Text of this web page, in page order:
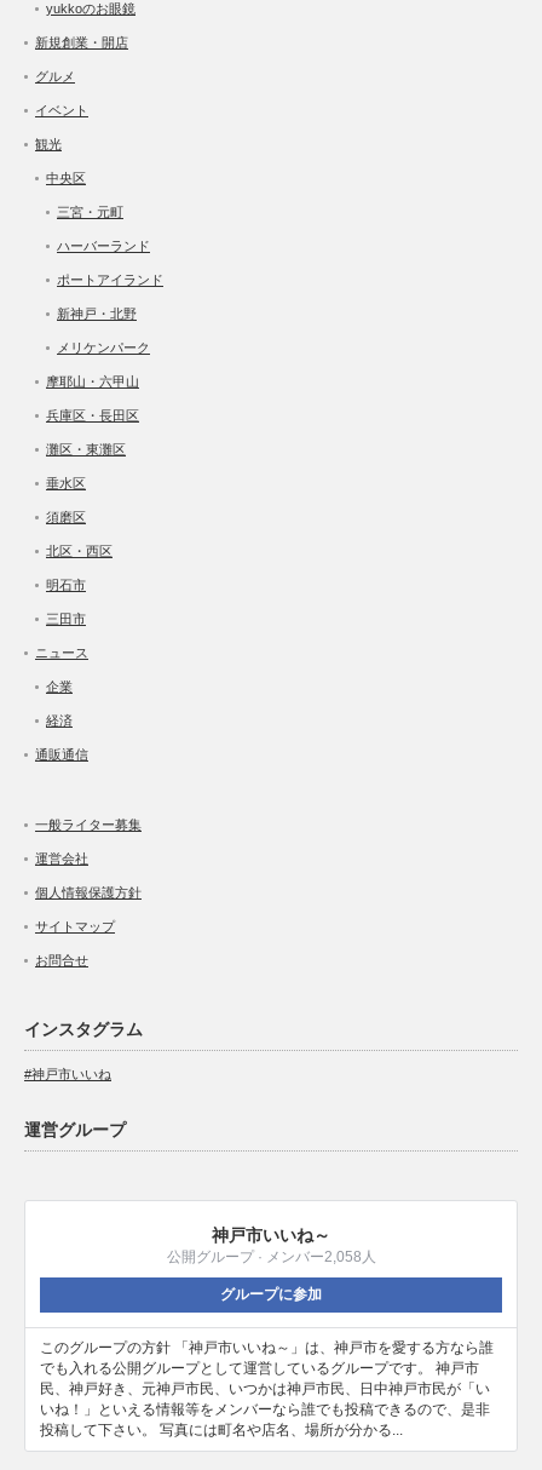
yukkoのお眼鏡
新規創業・開店
グルメ
イベント
観光
中央区
三宮・元町
ハーバーランド
ポートアイランド
新神戸・北野
メリケンパーク
摩耶山・六甲山
兵庫区・長田区
灘区・東灘区
垂水区
須磨区
北区・西区
明石市
三田市
ニュース
企業
経済
通販通信
一般ライター募集
運営会社
個人情報保護方針
サイトマップ
お問合せ
インスタグラム
#神戸市いいね
運営グループ
神戸市いいね～
公開グループ · メンバー2,058人
グループに参加
このグループの方針 「神戸市いいね～」は、神戸市を愛する方なら誰
でも入れる公開グループとして運営しているグループです。 神戸市
民、神戸好き、元神戸市民、いつかは神戸市民、日中神戸市民が「い
いね！」といえる情報等をメンバーなら誰でも投稿できるので、是非
投稿して下さい。 写真には町名や店名、場所が分かる...